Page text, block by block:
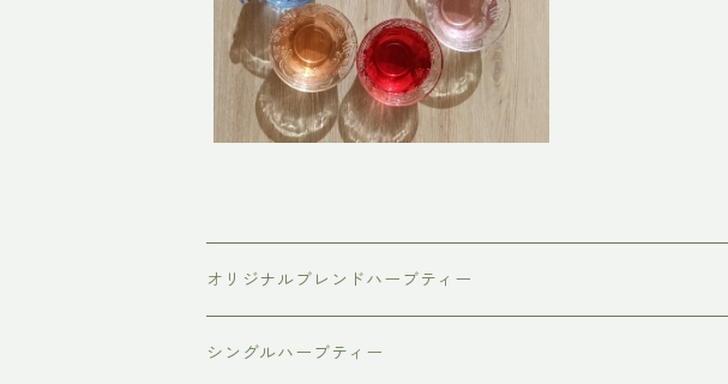
オリジナルブレンドハーブティー
普通サイズ（ティーバッグ10個入り）
シングルハーブティー